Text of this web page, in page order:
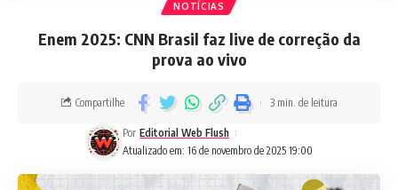
NOTÍCIAS
Enem 2025: CNN Brasil faz live de correção da
prova ao vivo
Atualizado em: 16 de novembro de 2025 19:00
Por Editorial Web Flush
Compartilhe 3 min. de leitura